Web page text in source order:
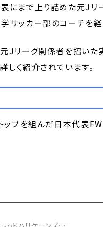
にまで上り詰めた元Jリ
サッカー部のコーチを
Jリーグ関係者を招い
しく紹介されています。
ップを組んだ日本代表